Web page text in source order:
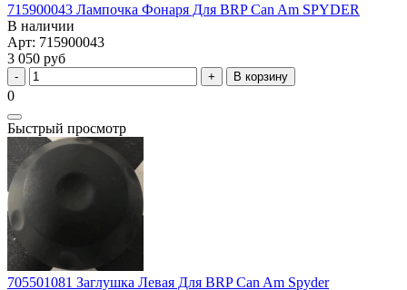
715900043 Лампочка Фонаря Для BRP Can Am SPYDER
В наличии
Арт: 715900043
3 050 руб
В корзину
0
Быстрый просмотр
705501081 Заглушка Левая Для BRP Can Am Spyder